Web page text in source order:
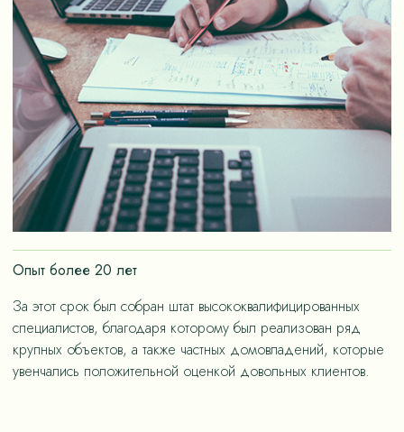
Опыт более 20 лет
За этот срок был собран штат высококвалифицированных
специалистов, благодаря которому был реализован ряд
крупных объектов, а также частных домовладений, которые
увенчались положительной оценкой довольных клиентов.